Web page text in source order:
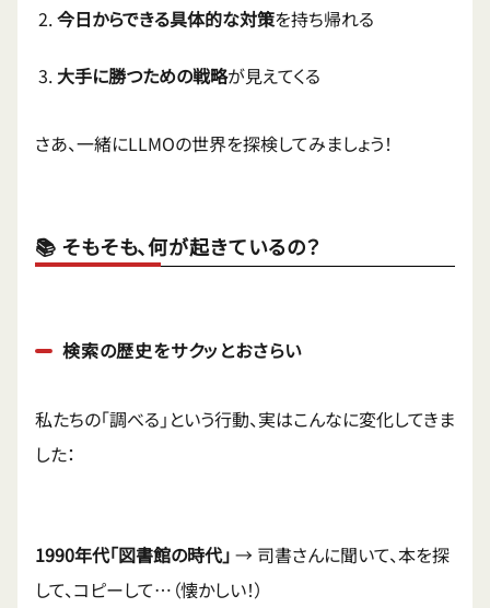
今日からできる具体的な対策を持ち帰れる
大手に勝つための戦略が見えてくる
さあ、一緒にLLMOの世界を探検してみましょう！
📚 そもそも、何が起きているの？
検索の歴史をサクッとおさらい
私たちの「調べる」という行動、実はこんなに変化してきま
した：
1990年代「図書館の時代」 → 司書さんに聞いて、本を探
して、コピーして…（懐かしい！）